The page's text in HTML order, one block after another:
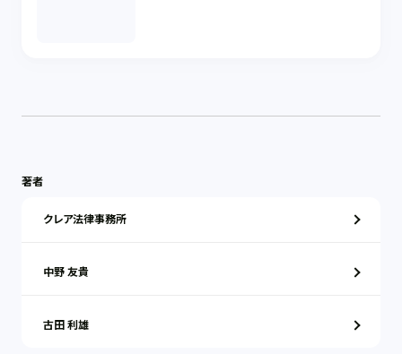
著者
クレア法律事務所
中野 友貴
古田 利雄